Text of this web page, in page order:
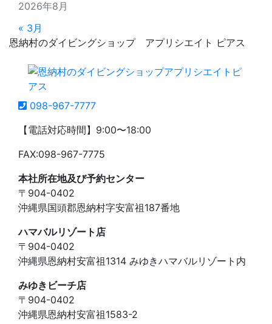
2026年8月
« 3月
恩納村のダイビングショップ アプリシエイト ピアス
098-967-7777
【電話対応時間】9:00〜18:00
FAX:098-967-7775
本社所在地及び予約センター
〒904-0402
沖縄県国頭郡恩納村字安富祖187番地
ハマバルリゾート店
〒904-0402
沖縄県恩納村安富祖1314 みゆきハマバルリゾート内
みゆきビーチ店
〒904-0402
沖縄県恩納村安富祖1583-2